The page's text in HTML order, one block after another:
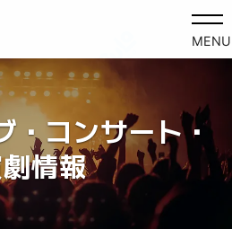
MENU
・コンサート・
情報